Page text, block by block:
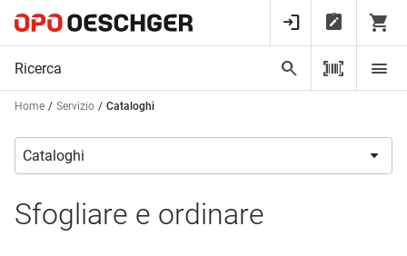
Home Servizio Cataloghi
Sfogliare e ordinare